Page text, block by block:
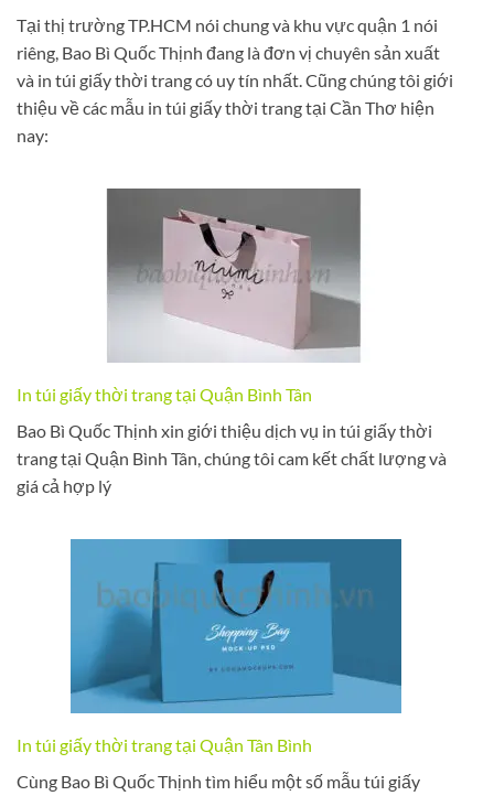
Tại thị trường TP.HCM nói chung và khu vực quận 1 nói
riêng, Bao Bì Quốc Thịnh đang là đơn vị chuyên sản xuất
và in túi giấy thời trang có uy tín nhất. Cũng chúng tôi giới
thiệu về các mẫu in túi giấy thời trang tại Cần Thơ hiện
nay:
In túi giấy thời trang tại Quận Bình Tân
Bao Bì Quốc Thịnh xin giới thiệu dịch vụ in túi giấy thời
trang tại Quận Bình Tân, chúng tôi cam kết chất lượng và
giá cả hợp lý
In túi giấy thời trang tại Quận Tân Bình
Cùng Bao Bì Quốc Thịnh tìm hiểu một số mẫu túi giấy